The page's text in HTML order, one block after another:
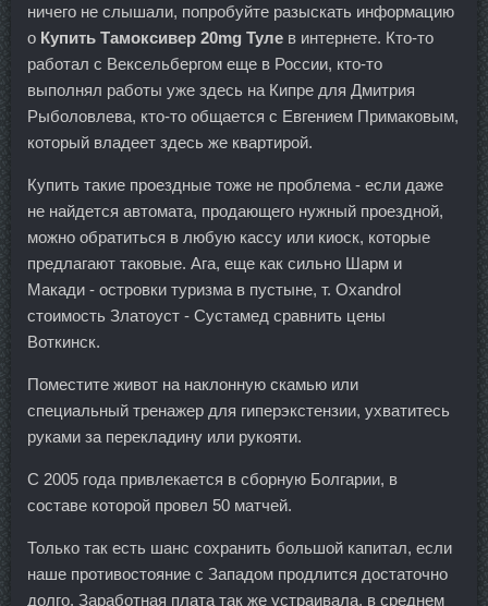
ничего не слышали, попробуйте разыскать информацию
о Купить Тамоксивер 20mg Туле в интернете. Кто-то
работал с Вексельбергом еще в России, кто-то
выполнял работы уже здесь на Кипре для Дмитрия
Рыболовлева, кто-то общается с Евгением Примаковым,
который владеет здесь же квартирой.
Купить такие проездные тоже не проблема - если даже
не найдется автомата, продающего нужный проездной,
можно обратиться в любую кассу или киоск, которые
предлагают таковые. Ага, еще как сильно Шарм и
Макади - островки туризма в пустыне, т. Oxandrol
стоимость Златоуст - Сустамед сравнить цены
Воткинск.
Поместите живот на наклонную скамью или
специальный тренажер для гиперэкстензии, ухватитесь
руками за перекладину или рукояти.
С 2005 года привлекается в сборную Болгарии, в
составе которой провел 50 матчей.
Только так есть шанс сохранить большой капитал, если
наше противостояние с Западом продлится достаточно
долго. Заработная плата так же устраивала, в среднем